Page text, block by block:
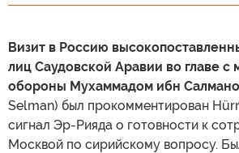
Визит в Россию
лиц Саудовской Аравии во главе с
обороны Мухаммадом ибн
Selman) был прокомментирован
сигнал Эр-Рияда о готовности к
Москвой по сирийскому вопросу.